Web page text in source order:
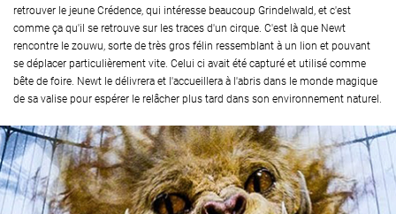
retrouver le jeune Crédence, qui intéresse beaucoup Grindelwald, et c'est
comme ça qu'il se retrouve sur les traces d'un cirque. C'est là que Newt
rencontre le zouwu, sorte de très gros félin ressemblant à un lion et pouvant
se déplacer particulièrement vite. Celui ci avait été capturé et utilisé comme
bête de foire. Newt le délivrera et l'accueillera à l'abris dans le monde magique
de sa valise pour espérer le relâcher plus tard dans son environnement naturel.